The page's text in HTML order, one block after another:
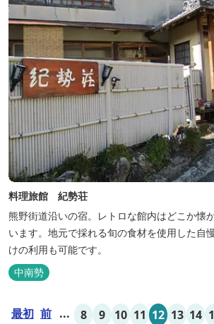
料理旅館 紀勢荘
熊野街道沿いの宿。レトロな館内はどこか懐
います。地元で採れる旬の食材を使用した自
けの利用も可能です。
中南勢
最初 前 ... 8 9 10 11 12 13 14